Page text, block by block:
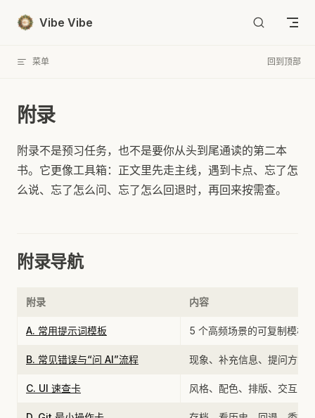
Skip to content
Vibe Vibe
菜单 回到顶部
附录
附录不是预习任务，也不是要你从头到尾通读的第二本
书。它更像工具箱：正文里先走主线，遇到卡点、忘了怎
么说、忘了怎么问、忘了怎么回退时，再回来按需查。
附录导航
附录 内容
A. 常用提示词模板 5 个高频场景的可复制模板
B. 常见错误与“问 AI”流程 现象、补充信息、提问方式
C. UI 速查卡 风格、配色、排版、交互的